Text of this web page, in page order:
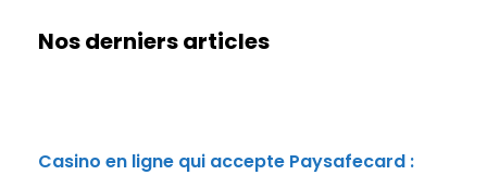
Nos derniers articles
Casino en ligne qui accepte Paysafecard :